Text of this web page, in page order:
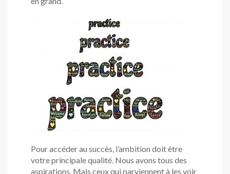
Pour accéder au succès, l’ambition doit être
votre principale qualité. Nous avons tous des
aspirations. Mais ceux qui parviennent à les voir